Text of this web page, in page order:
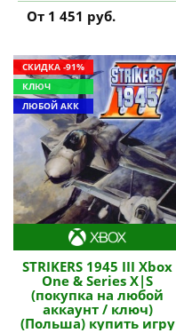
От 1 451 руб.
СКИДКА -91%
КЛЮЧ
ЛЮБОЙ АКК
STRIKERS 1945 III Xbox
One & Series X|S
(покупка на любой
аккаунт / ключ)
(Польша) купить игру